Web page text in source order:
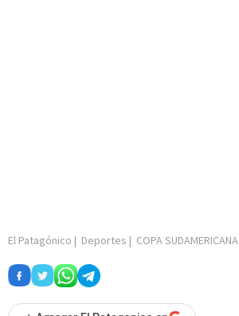
El Patagónico | Deportes | COPA SUDAMERICANA